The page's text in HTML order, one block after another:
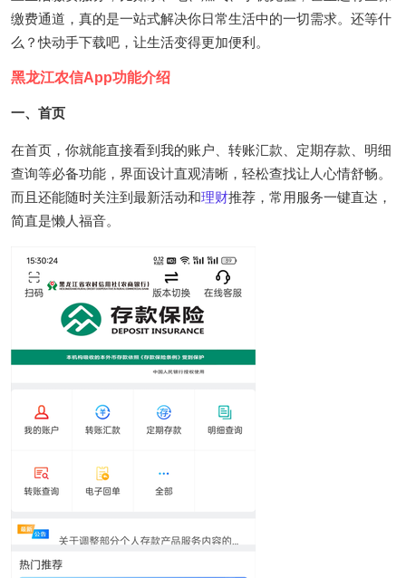
缴费通道，真的是一站式解决你日常生活中的一切需求。还等什
么？快动手下载吧，让生活变得更加便利。
黑龙江农信App功能介绍
一、首页
在首页，你就能直接看到我的账户、转账汇款、定期存款、明细
查询等必备功能，界面设计直观清晰，轻松查找让人心情舒畅。
而且还能随时关注到最新活动和理财推荐，常用服务一键直达，
简直是懒人福音。